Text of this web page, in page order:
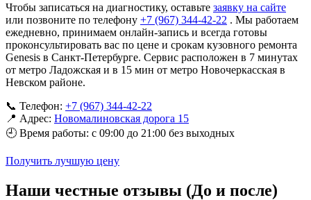
Чтобы записаться на диагностику, оставьте заявку на сайте
или позвоните по телефону +7 (967) 344-42-22 . Мы работаем
ежедневно, принимаем онлайн-запись и всегда готовы
проконсультировать вас по цене и срокам кузовного ремонта
Genesis в Санкт-Петербурге. Сервис расположен в 7 минутах
от метро Ладожская и в 15 мин от метро Новочеркасская в
Невском районе.
📞 Телефон: +7 (967) 344-42-22
📍 Адрес: Новомалиновская дорога 15
🕘 Время работы: с 09:00 до 21:00 без выходных
Получить лучшую цену
Наши честные отзывы (До и после)